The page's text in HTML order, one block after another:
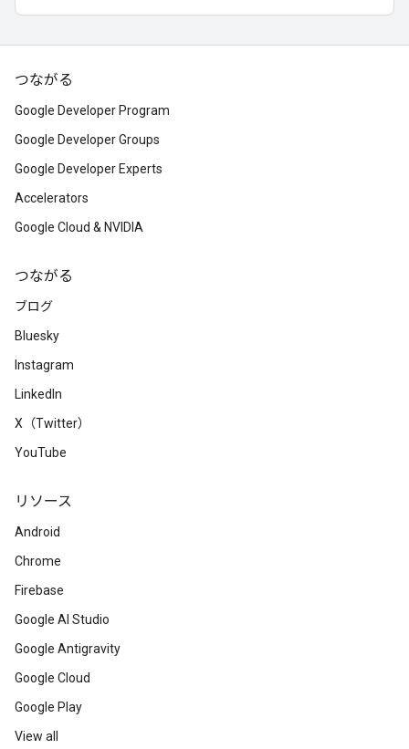
つながる
Google Developer Program
Google Developer Groups
Google Developer Experts
Accelerators
Google Cloud & NVIDIA
つながる
ブログ
Bluesky
Instagram
LinkedIn
X（Twitter）
YouTube
リソース
Android
Chrome
Firebase
Google AI Studio
Google Antigravity
Google Cloud
Google Play
View all